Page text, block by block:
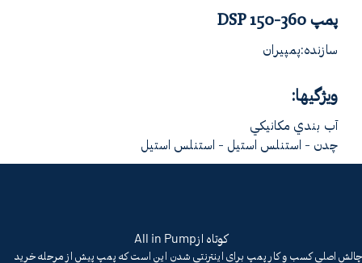
پمپ DSP 150-360
سازنده:پمپیران
ویژگیها:
آب بندي مکانيکي
چدن - استنلس استیل - استنلس استیل
کوتاه ازAll in Pump
چالش اصلی کسب و کار پمپ برای اینترنتی شدن این است که پمپ پیش از مرحله خرید